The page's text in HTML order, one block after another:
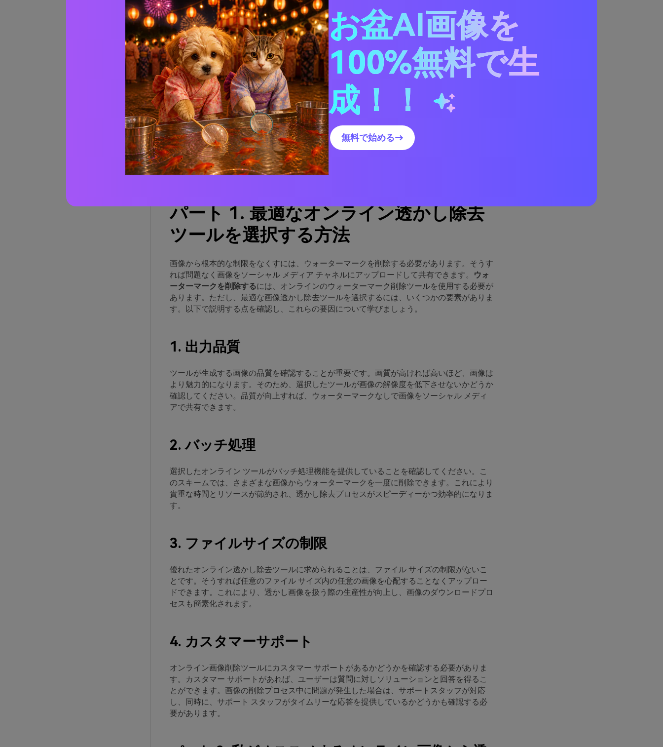
パート 2. 私がオススメするオンライン画像から透かしを除去するための最良の
ツール
AniEraser
Apowersoftウォーターマークリムーバー
Inpaint
Aiseesoft ウォーターマークリムーバー
HitPaw 画像透かし除去ツール
Tipard 画像透かし除去ツール
Vidmore ウォーターマークリムーバー
Fotorウォーターマークリムーバー
WatermarkRemover.io
AnyMP4 ウォーターマーク除去ツール
パート 1. 最適なオンライン透かし除去
ツールを選択する方法
画像から根本的な制限をなくすには、ウォーターマークを削除する必要があります。そうす
れば問題なく画像をソーシャル メディア チャネルにアップロードして共有できます。
ウォ
ーターマークを削除するには、オンラインのウォーターマーク削除ツールを使用する必要が
あります。ただし、最適な画像透かし除去ツールを選択するには、いくつかの要素がありま
す。以下で説明する点を確認し、これらの要因について学びましょう。
1. 出力品質
ツールが生成する画像の品質を確認することが重要です。画質が高ければ高いほど、画像は
より魅力的になります。そのため、選択したツールが画像の解像度を低下させないかどうか
確認してください。品質が向上すれば、ウォーターマークなしで画像をソーシャル メディ
アで共有できます。
2. バッチ処理
選択したオンライン ツールがバッチ処理機能を提供していることを確認してください。こ
のスキームでは、さまざまな画像からウォーターマークを一度に削除できます。これにより
貴重な時間とリソースが節約され、透かし除去プロセスがスピーディーかつ効率的になりま
す。
3. ファイルサイズの制限
優れたオンライン透かし除去ツールに求められることは、ファイル サイズの制限がないこ
とです。そうすれば任意のファイル サイズ内の任意の画像を心配することなくアップロー
ドできます。これにより、透かし画像を扱う際の生産性が向上し、画像のダウンロードプロ
セスも簡素化されます。
4. カスタマーサポート
オンライン画像削除ツールにカスタマー サポートがあるかどうかを確認する必要がありま
す。カスタマー サポートがあれば、ユーザーは質問に対しソリューションと回答を得るこ
とができます。画像の削除プロセス中に問題が発生した場合は、サポートスタッフが対応
し、同時に、サポート スタッフがタイムリーな応答を提供しているかどうかも確認する必
要があります。
お盆AI画像を
100%無料で生
成！！
無料で始める→